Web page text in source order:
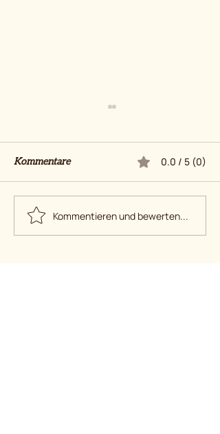
Kleinsein
Kommentare 0.0 / 5 (0)
Kommentieren und bewerten...